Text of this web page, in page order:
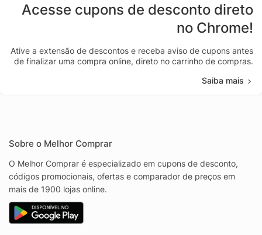
Acesse cupons de desconto direto
no Chrome!
Ative a extensão de descontos e receba aviso de cupons antes
de finalizar uma compra online, direto no carrinho de compras.
Saiba mais
Sobre o Melhor Comprar
O Melhor Comprar é especializado em cupons de desconto,
códigos promocionais, ofertas e comparador de preços em
mais de 1900 lojas online.